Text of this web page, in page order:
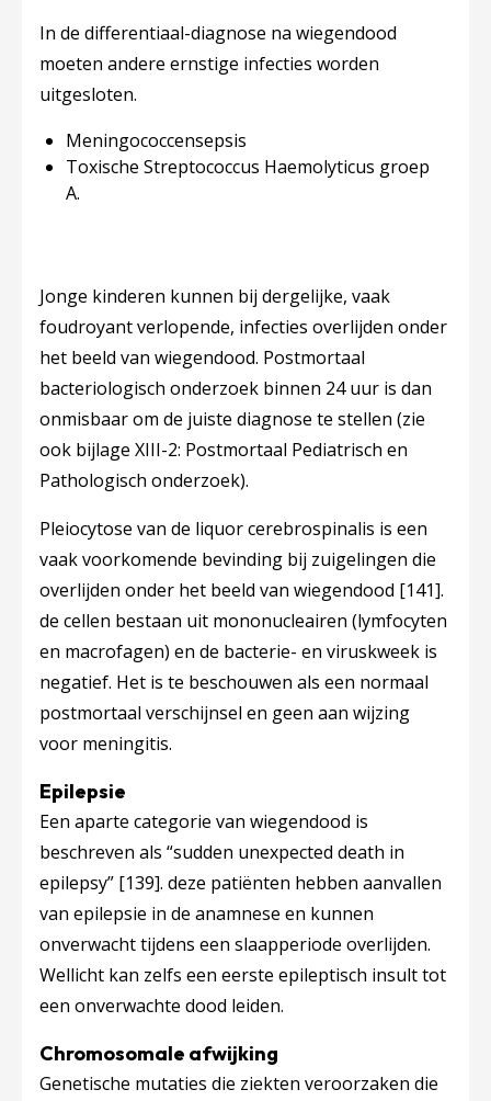
In de differentiaal-diagnose na wiegendood
moeten andere ernstige infecties worden
uitgesloten.
Meningococcensepsis
Toxische Streptococcus Haemolyticus groep
A.
Jonge kinderen kunnen bij dergelijke, vaak
foudroyant verlopende, infecties overlijden onder
het beeld van wiegendood. Postmortaal
bacteriologisch onderzoek binnen 24 uur is dan
onmisbaar om de juiste diagnose te stellen (zie
ook bijlage XIII-2: Postmortaal Pediatrisch en
Pathologisch onderzoek).
Pleiocytose van de liquor cerebrospinalis is een
vaak voorkomende bevinding bij zuigelingen die
overlijden onder het beeld van wiegendood [141].
de cellen bestaan uit mononucleairen (lymfocyten
en macrofagen) en de bacterie- en viruskweek is
negatief. Het is te beschouwen als een normaal
postmortaal verschijnsel en geen aan wijzing
voor meningitis.
Epilepsie
Een aparte categorie van wiegendood is
beschreven als “sudden unexpected death in
epilepsy” [139]. deze patiënten hebben aanvallen
van epilepsie in de anamnese en kunnen
onverwacht tijdens een slaapperiode overlijden.
Wellicht kan zelfs een eerste epileptisch insult tot
een onverwachte dood leiden.
Chromosomale afwijking
Genetische mutaties die ziekten veroorzaken die